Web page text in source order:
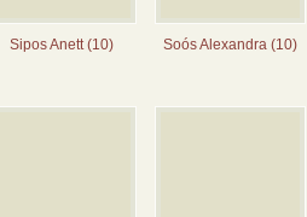
Sipos Anett (10) Soós Alexandra (10)